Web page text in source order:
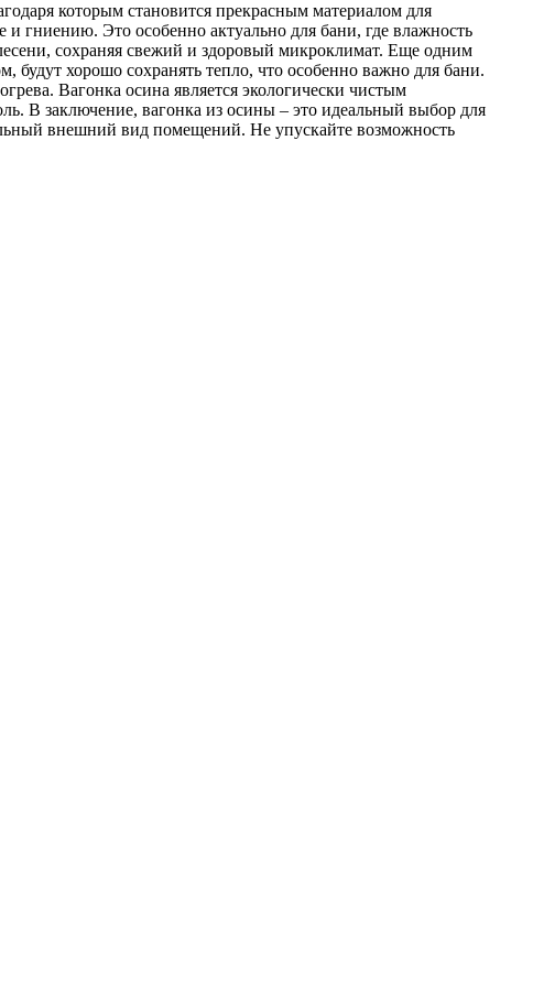
которым становится прекрасным материалом для
гниению. Это особенно актуально для бани, где влажность
сохраняя свежий и здоровый микроклимат. Еще одним
будут хорошо сохранять тепло, что особенно важно для бани.
Вагонка осина является экологически чистым
В заключение, вагонка из осины – это идеальный выбор для
внешний вид помещений. Не упускайте возможность